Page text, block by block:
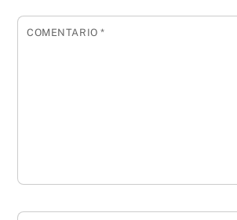
COMENTARIO*